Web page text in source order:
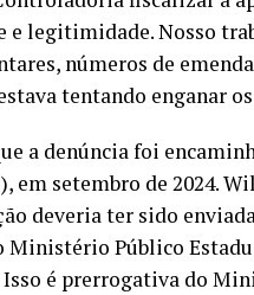
e legitimidade. Nosso
números de
tentando enganar
a denúncia foi
em setembro de 2024.
deveria ter sido
Ministério Público
é prerrogativa do